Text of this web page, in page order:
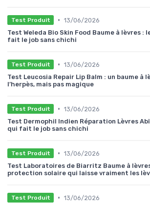
Test Produit • 13/06/2026
Test Weleda Bio Skin Food Baume à lèvres :
fait le job sans chichi
Test Produit • 13/06/2026
Test Leucosia Repair Lip Balm : un baume à
l’herpès, mais pas magique
Test Produit • 13/06/2026
Test Dermophil Indien Réparation Lèvres
qui fait le job sans chichi
Test Produit • 13/06/2026
Test Laboratoires de Biarritz Baume à
protection solaire qui laisse vraiment les
Test Produit • 13/06/2026